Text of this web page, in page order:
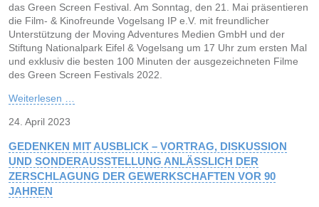
das Green Screen Festival. Am Sonntag, den 21. Mai präsentieren
die Film- & Kinofreunde Vogelsang IP e.V. mit freundlicher
Unterstützung der Moving Adventures Medien GmbH und der
Stiftung Nationalpark Eifel & Vogelsang um 17 Uhr zum ersten Mal
und exklusiv die besten 100 Minuten der ausgezeichneten Filme
des Green Screen Festivals 2022.
Weiterlesen …
24. April 2023
GEDENKEN MIT AUSBLICK – VORTRAG, DISKUSSION
UND SONDERAUSSTELLUNG ANLÄSSLICH DER
ZERSCHLAGUNG DER GEWERKSCHAFTEN VOR 90
JAHREN